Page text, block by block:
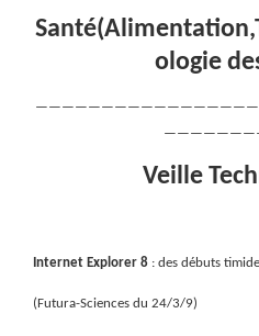
ologie
Veille
Internet Explorer 8 : des débuts
(Futura-Sciences du 24/3/9)